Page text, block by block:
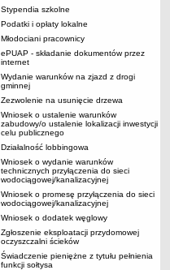
Stypendia szkolne
Podatki i opłaty lokalne
Młodociani pracownicy
ePUAP - składanie dokumentów przez
internet
Wydanie warunków na zjazd z drogi
gminnej
Zezwolenie na usunięcie drzewa
Wniosek o ustalenie warunków
zabudowy/o ustalenie lokalizacji inwestycji
celu publicznego
Działalność lobbingowa
Wniosek o wydanie warunków
technicznych przyłączenia do sieci
wodociągowej/kanalizacyjnej
Wniosek o promesę przyłączenia do sieci
wodociągowej/kanalizacyjnej
Wniosek o dodatek węglowy
Zgłoszenie eksploatacji przydomowej
oczyszczalni ścieków
Świadczenie pieniężne z tytułu pełnienia
funkcji sołtysa